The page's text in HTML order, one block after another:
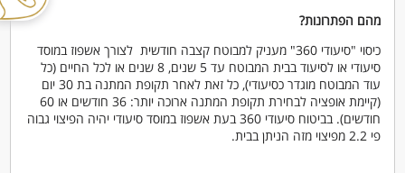
מהם הפתרונות?
כיסוי "סיעודי 360" מעניק למבוטח קצבה חודשית לצורך אשפוז במוסד
סיעודי או לסיעוד בבית המבוטח עד 5 שנים, 8 שנים או לכל החיים (כל
עוד המבוטח מוגדר כסיעודי), כל זאת לאחר תקופת המתנה בת 30 יום
(קיימת אופציה לבחירת תקופת המתנה ארוכה יותר: 36 חודשים או 60
חודשים). בביטוח סיעודי 360 בעת אשפוז במוסד סיעודי יהיה הפיצוי גבוה
פי 2.2 מפיצוי מזה הניתן בבית.